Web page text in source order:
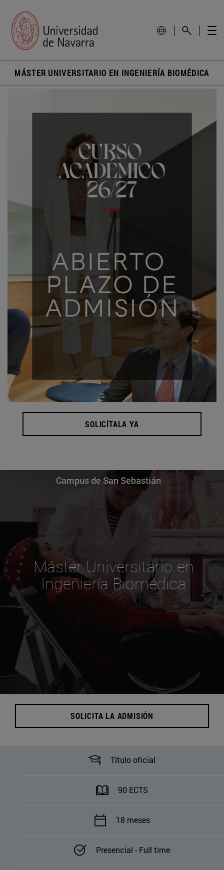
MÁSTER UNIVERSITARIO EN INGENIERÍA BIOMÉDICA
SOLICÍTALA YA
Campus de San Sebastián
Máster Universitario en
Ingeniería Biomédica
SOLICITA LA ADMISIÓN
Título oficial
90 ECTS
18 meses
Presencial - Full time